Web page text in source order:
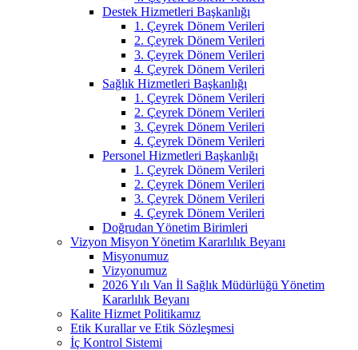
Destek Hizmetleri Başkanlığı
1. Çeyrek Dönem Verileri
2. Çeyrek Dönem Verileri
3. Çeyrek Dönem Verileri
4. Çeyrek Dönem Verileri
Sağlık Hizmetleri Başkanlığı
1. Çeyrek Dönem Verileri
2. Çeyrek Dönem Verileri
3. Çeyrek Dönem Verileri
4. Çeyrek Dönem Verileri
Personel Hizmetleri Başkanlığı
1. Çeyrek Dönem Verileri
2. Çeyrek Dönem Verileri
3. Çeyrek Dönem Verileri
4. Çeyrek Dönem Verileri
Doğrudan Yönetim Birimleri
Vizyon Misyon Yönetim Kararlılık Beyanı
Misyonumuz
Vizyonumuz
2026 Yılı Van İl Sağlık Müdürlüğü Yönetim
Kararlılık Beyanı
Kalite Hizmet Politikamız
Etik Kurallar ve Etik Sözleşmesi
İç Kontrol Sistemi